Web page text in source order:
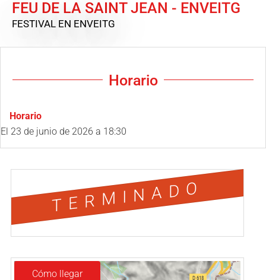
FEU DE LA SAINT JEAN - ENVEITG
FESTIVAL EN ENVEITG
Horario
Horario
El 23 de junio de 2026 a 18:30
TERMINADO
Cómo llegar